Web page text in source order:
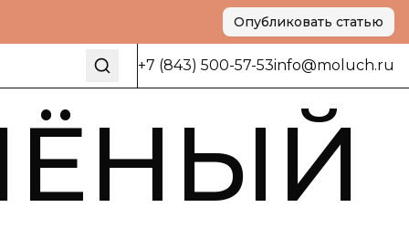
Опубликовать статью
+7 (843) 500-57-53info@moluch.ru